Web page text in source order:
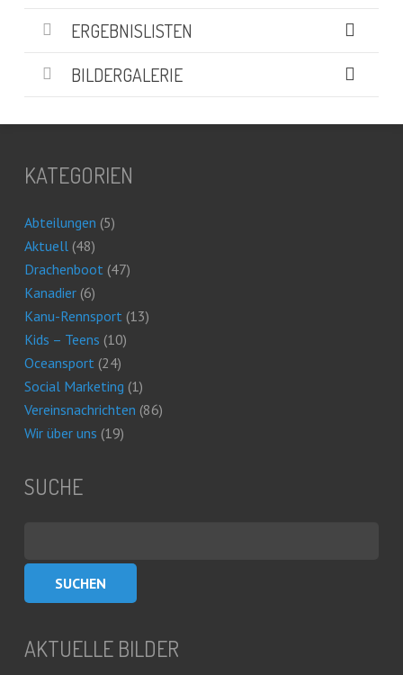
ERGEBNISLISTEN
BILDERGALERIE
KATEGORIEN
Abteilungen (5)
Aktuell(48)
Drachenboot(47)
Kanadier(6)
Kanu-Rennsport(13)
Kids – Teens (10)
Oceansport(24)
Social Marketing (1)
Vereinsnachrichten (86)
Wir über uns (19)
SUCHE
AKTUELLE BILDER